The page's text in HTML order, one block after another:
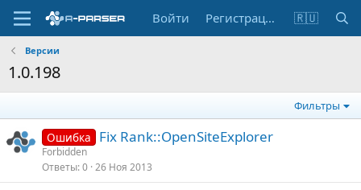
Войти Регистрация 🇷🇺
Версии
1.0.198
Фильтры
Ошибка Fix Rank::OpenSiteExplorer
Forbidden
Ответы 0 26 Ноя 2013